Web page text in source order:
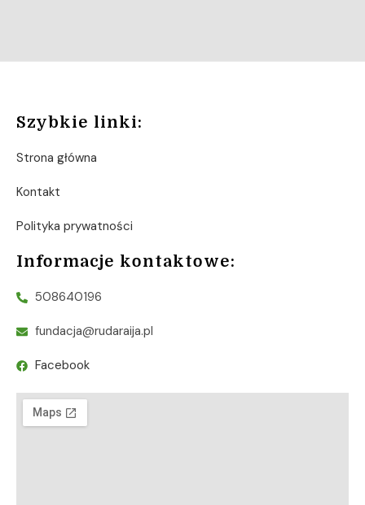
Szybkie linki:
Strona główna
Kontakt
Polityka prywatności
Informacje kontaktowe:
508640196
fundacja@rudaraija.pl
Facebook